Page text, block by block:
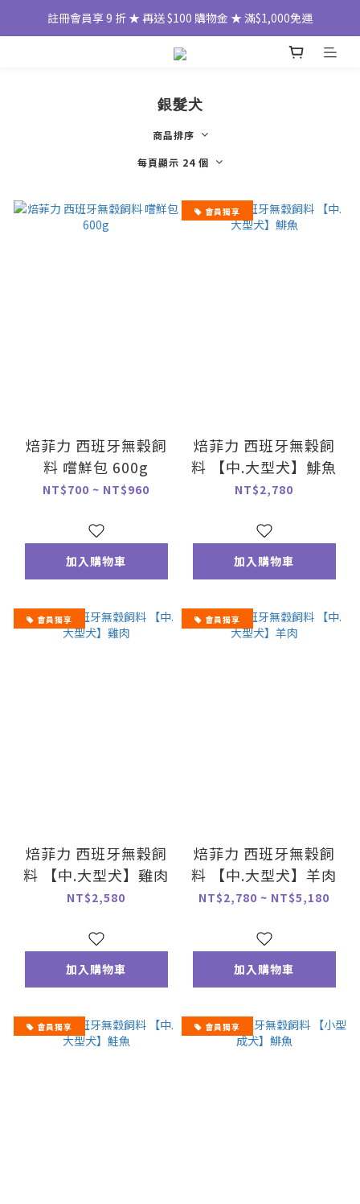
註冊會員享 9 折 ★ 再送 $100 購物金 ★ 滿$1,000免運
銀髮犬
商品排序
每頁顯示 24 個
焙菲力 西班牙無穀飼
料 嚐鮮包 600g
NT$700 ~ NT$960
加入購物車
會員獨享
焙菲力 西班牙無穀飼
料 【中.大型犬】鯡魚
NT$2,780
加入購物車
會員獨享
焙菲力 西班牙無穀飼
料 【中.大型犬】雞肉
NT$2,580
加入購物車
會員獨享
焙菲力 西班牙無穀飼
料 【中.大型犬】羊肉
NT$2,780 ~ NT$5,180
加入購物車
會員獨享 會員獨享